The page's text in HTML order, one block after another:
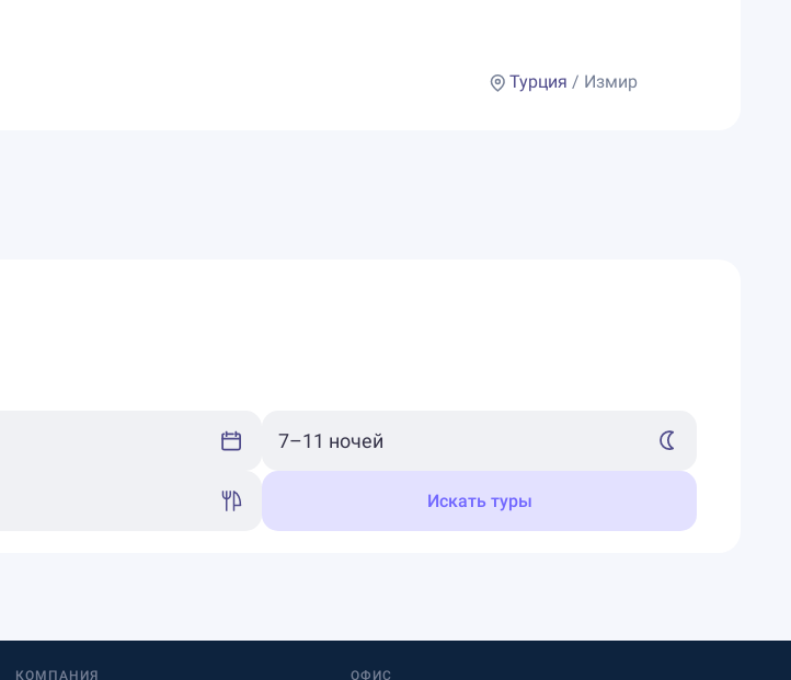
Турция / Измир
Искать туры
КОМПАНИЯ ОФИС